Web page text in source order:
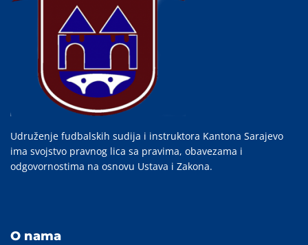
Udruženje fudbalskih sudija i instruktora Kantona Sarajevo
ima svojstvo pravnog lica sa pravima, obavezama i
odgovornostima na osnovu Ustava i Zakona.
O nama